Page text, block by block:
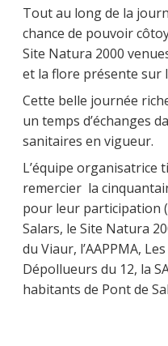
Tout au long de la
chance de pouvoir
Site Natura 2000
et la flore présente sur
Cette belle journée
un temps d’échanges
sanitaires en vigueur.
L’équipe organisatrice
remercier la
pour leur participation
Salars, le Site Natura
du Viaur, l’AAPPMA,
Dépollueurs du 12, la
habitants de Pont de